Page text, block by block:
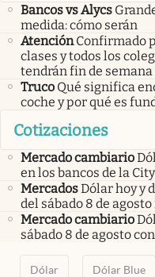
Bancos vs Alycs
medida: cómo serán
Atención Confirmado
clases y todos los
tendrán fin de
Truco Qué significa
coche y por qué es
Cotizaciones
Mercado cambiario
en los bancos de la
MercadosDólar hoy y
del sábado 8 de
Mercado cambiario
sábado 8 de agosto
Dólar Dólar Blue